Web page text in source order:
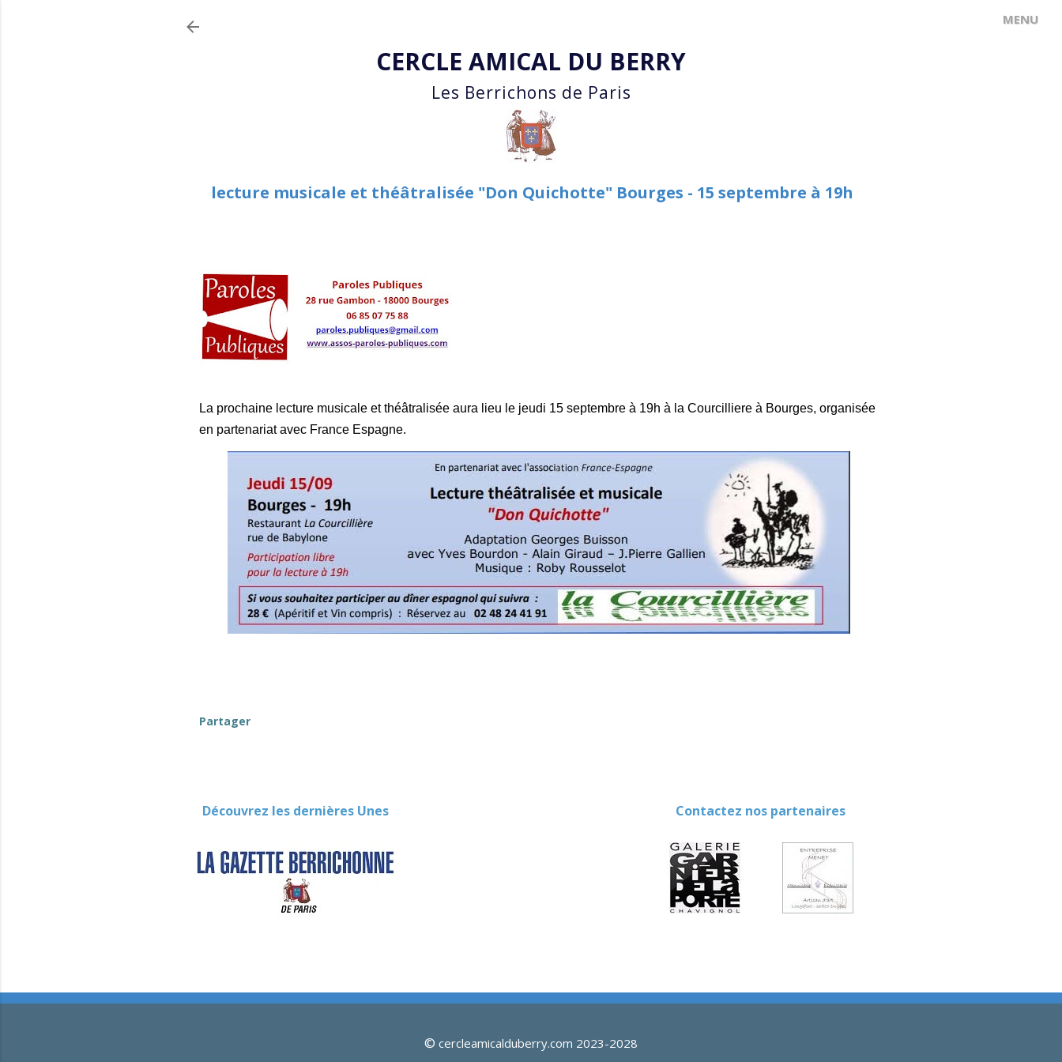
CERCLE AMICAL DU BERRY
Les Berrichons de Paris
lecture musicale et théâtralisée "Don Quichotte" Bourges - 15 septembre à 19h
La prochaine lecture musicale et théâtralisée aura lieu le jeudi 15 septembre à 19h à la Courcilliere à Bourges, organisée
en partenariat avec France Espagne.
Partager
Découvrez les dernières Unes Contactez nos partenaires
© cercleamicalduberry.com 2023-2028